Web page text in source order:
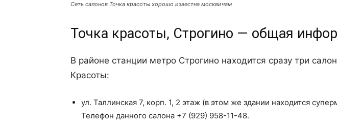
Сеть салонов Точка красоты хорошо известна москвичам
Точка красоты, Строгино — общая
В районе станции метро Строгино находится сразу три
Красоты:
ул. Таллинская 7, корп. 1, 2 этаж (в этом же здании находится
Телефон данного салона +7 (929) 958-11-48.